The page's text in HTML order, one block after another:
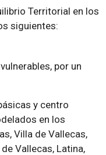
Territorial en los
siguientes:
por un
y centro
en los
Villa de Vallecas,
Vallecas, Latina,